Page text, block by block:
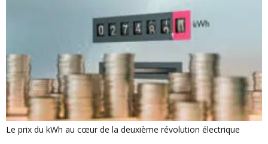
Le prix du kWh au cœur de la deuxième révolution électrique